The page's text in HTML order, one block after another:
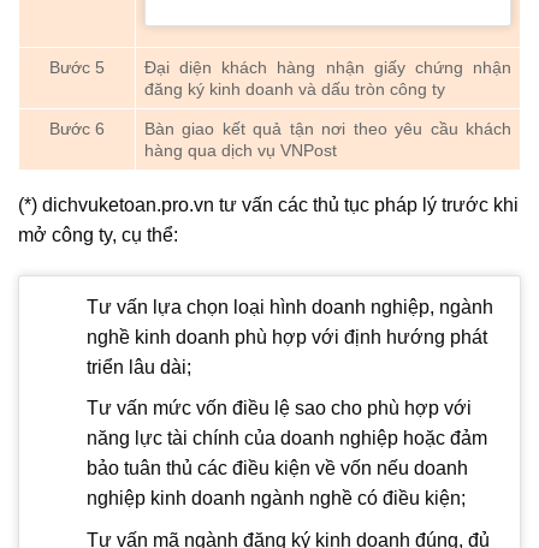
Bước 5
Đại diện khách hàng nhận giấy chứng nhận
đăng ký kinh doanh và dấu tròn công ty
Bước 6
Bàn giao kết quả tận nơi theo yêu cầu khách
hàng qua dịch vụ VNPost
(*) dichvuketoan.pro.vn tư vấn các thủ tục pháp lý trước khi
mở công ty, cụ thể:
Tư vấn lựa chọn loại hình doanh nghiệp, ngành
nghề kinh doanh phù hợp với định hướng phát
triển lâu dài;
Tư vấn mức vốn điều lệ sao cho phù hợp với
năng lực tài chính của doanh nghiệp hoặc đảm
bảo tuân thủ các điều kiện về vốn nếu doanh
nghiệp kinh doanh ngành nghề có điều kiện;
Tư vấn mã ngành đăng ký kinh doanh đúng, đủ